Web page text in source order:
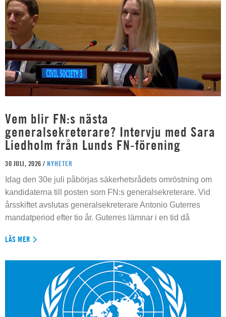
Vem blir FN:s nästa
generalsekreterare? Intervju med Sara
Liedholm från Lunds FN-förening
30 JULI, 2026 / NYHETER
Idag den 30e juli påbörjas säkerhetsrådets omröstning om
kandidaterna till posten som FN:s generalsekreterare. Vid
årsskiftet avslutas generalsekreterare Antonio Guterres
mandatperiod efter tio år. Guterres lämnar i en tid då
LÄS MER